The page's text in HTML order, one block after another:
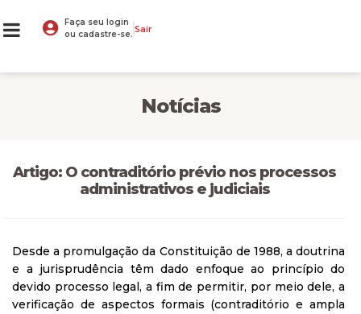
Faça seu login
ou cadastre-se. Sair
Notícias
Artigo: O contraditório prévio nos processos
administrativos e judiciais
Desde a promulgação da Constituição de 1988, a doutrina
e a jurisprudência têm dado enfoque ao princípio do
devido processo legal, a fim de permitir, por meio dele, a
verificação de aspectos formais (contraditório e ampla